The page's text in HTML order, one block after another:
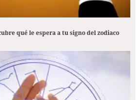
qué le espera a tu signo del zodiaco